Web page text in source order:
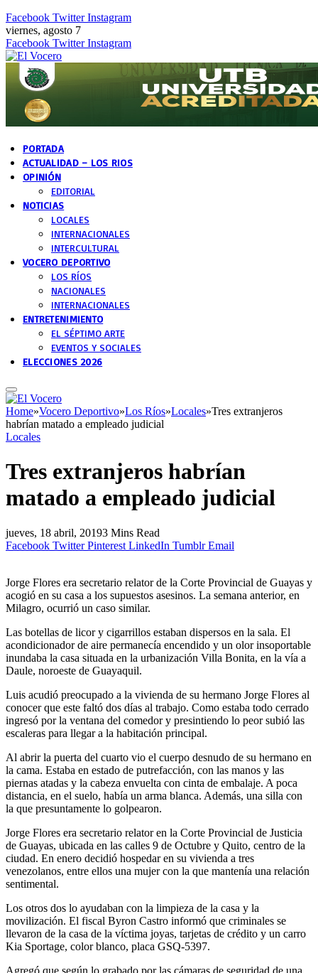
Facebook Twitter Instagram
viernes, agosto 7
Facebook Twitter Instagram
PORTADA
ACTUALIDAD – LOS RIOS
OPINIÓN
EDITORIAL
NOTICIAS
LOCALES
INTERNACIONALES
INTERCULTURAL
VOCERO DEPORTIVO
LOS RÍOS
NACIONALES
INTERNACIONALES
ENTRETENIMIENTO
EL SÉPTIMO ARTE
EVENTOS Y SOCIALES
ELECCIONES 2026
Home»Vocero Deportivo»Los Ríos»Locales»Tres extranjeros
habrían matado a empleado judicial
Locales
Tres extranjeros habrían
matado a empleado judicial
jueves, 18 abril, 20193 Mins Read
Facebook Twitter Pinterest LinkedIn Tumblr Email
Jorge Flores era secretario relator de la Corte Provincial de Guayas y
acogió en su casa a los supuestos asesinos. La semana anterior, en
Milagro, ocurrió un caso similar.
Las botellas de licor y cigarrillos estaban dispersos en la sala. El
acondicionador de aire permanecía encendido y un olor insoportable
inundaba la casa situada en la urbanización Villa Bonita, en la vía a
Daule, noroeste de Guayaquil.
Luis acudió preocupado a la vivienda de su hermano Jorge Flores al
conocer que este faltó dos días al trabajo. Como estaba todo cerrado
ingresó por la ventana del comedor y presintiendo lo peor subió las
escaleras para llegar a la habitación principal.
Al abrir la puerta del cuarto vio el cuerpo desnudo de su hermano en
la cama. Estaba en estado de putrefacción, con las manos y las
piernas atadas y la cabeza envuelta con cinta de embalaje. A poca
distancia, en el suelo, había un arma blanca. Además, una silla con
la que presuntamente lo golpearon.
Jorge Flores era secretario relator en la Corte Provincial de Justicia
de Guayas, ubicada en las calles 9 de Octubre y Quito, centro de la
ciudad. En enero decidió hospedar en su vivienda a tres
venezolanos, entre ellos una mujer con la que mantenía una relación
sentimental.
Los otros dos lo ayudaban con la limpieza de la casa y la
movilización. El fiscal Byron Castro informó que criminales se
llevaron de la casa de la víctima joyas, tarjetas de crédito y un carro
Kia Sportage, color blanco, placa GSQ-5397.
Agregó que según lo grabado por las cámaras de seguridad de una